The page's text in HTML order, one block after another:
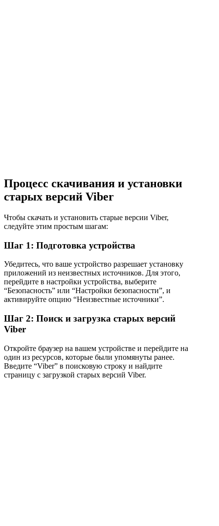
Процесс скачивания и установки
старых версий Viber
Чтобы скачать и установить старые версии Viber,
следуйте этим простым шагам:
Шаг 1: Подготовка устройства
Убедитесь, что ваше устройство разрешает установку
приложений из неизвестных источников. Для этого,
перейдите в настройки устройства, выберите
“Безопасность” или “Настройки безопасности”, и
активируйте опцию “Неизвестные источники”.
Шаг 2: Поиск и загрузка старых версий
Viber
Откройте браузер на вашем устройстве и перейдите на
один из ресурсов, которые были упомянуты ранее.
Введите “Viber” в поисковую строку и найдите
страницу с загрузкой старых версий Viber.